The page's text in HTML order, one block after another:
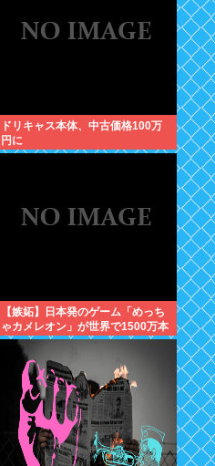
ドリキャス本体、中古価格100万
円に
【嫉妬】日本発のゲーム「めっち
ゃカメレオン」が世界で1500万本
売れる